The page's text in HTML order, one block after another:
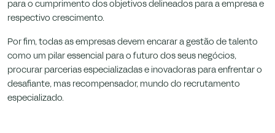
para o cumprimento dos objetivos delineados para a empresa e
respectivo crescimento.
Por fim, todas as empresas devem encarar a gestão de talento
como um pilar essencial para o futuro dos seus negócios,
procurar parcerias especializadas e inovadoras para enfrentar o
desafiante, mas recompensador, mundo do recrutamento
especializado.